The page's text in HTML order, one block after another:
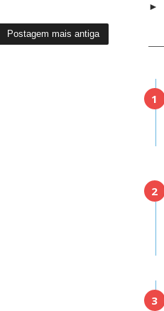
Postagem mais antiga
►